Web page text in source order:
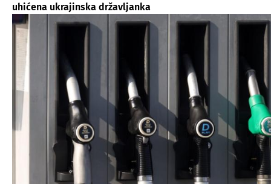
uhićena ukrajinska državljanka